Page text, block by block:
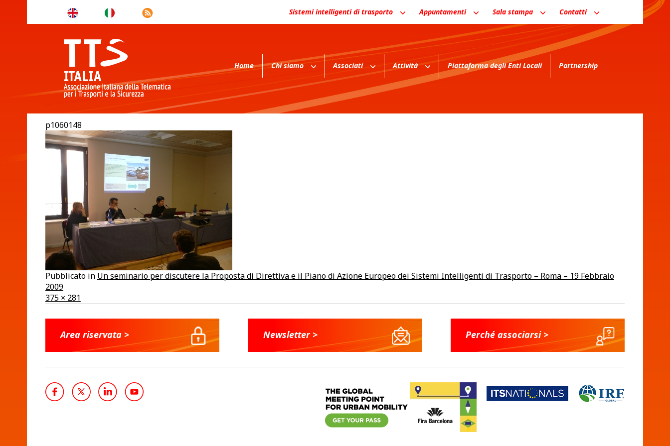
Sistemi intelligenti di trasporto Appuntamenti Sala stampa Contatti
Home Chi siamo Associati Attività Piattaforma degli Enti Locali Partnership
p1060148
Pubblicato in Un seminario per discutere la Proposta di Direttiva e il Piano di Azione Europeo dei Sistemi Intelligenti di Trasporto – Roma – 19 Febbraio
2009
A
piena
375 × 281
Area riservata > Newsletter > Perché associarsi >